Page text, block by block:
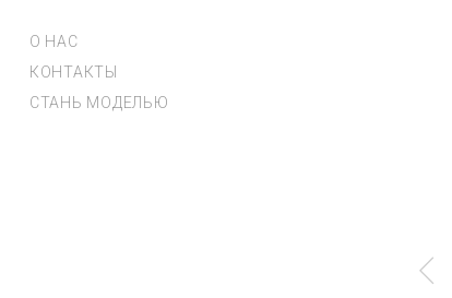
О НАС
КОНТАКТЫ
СТАНЬ МОДЕЛЬЮ